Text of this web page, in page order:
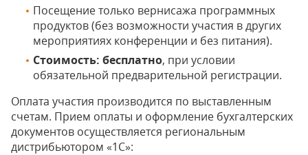
Посещение только вернисажа программных
продуктов (без возможности участия в других
мероприятиях конференции и без питания).
Стоимость: бесплатно, при условии
обязательной предварительной регистрации.
Оплата участия производится по выставленным
счетам. Прием оплаты и оформление бухгалтерских
документов осуществляется региональным
дистрибьютором «1С»: